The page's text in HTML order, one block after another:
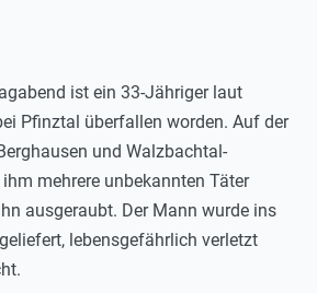
ist ein 33-Jähriger laut
Pfinztal überfallen worden. Auf der
und Walzbachtal-
mehrere unbekannten Täter
ausgeraubt. Der Mann wurde ins
lebensgefährlich verletzt